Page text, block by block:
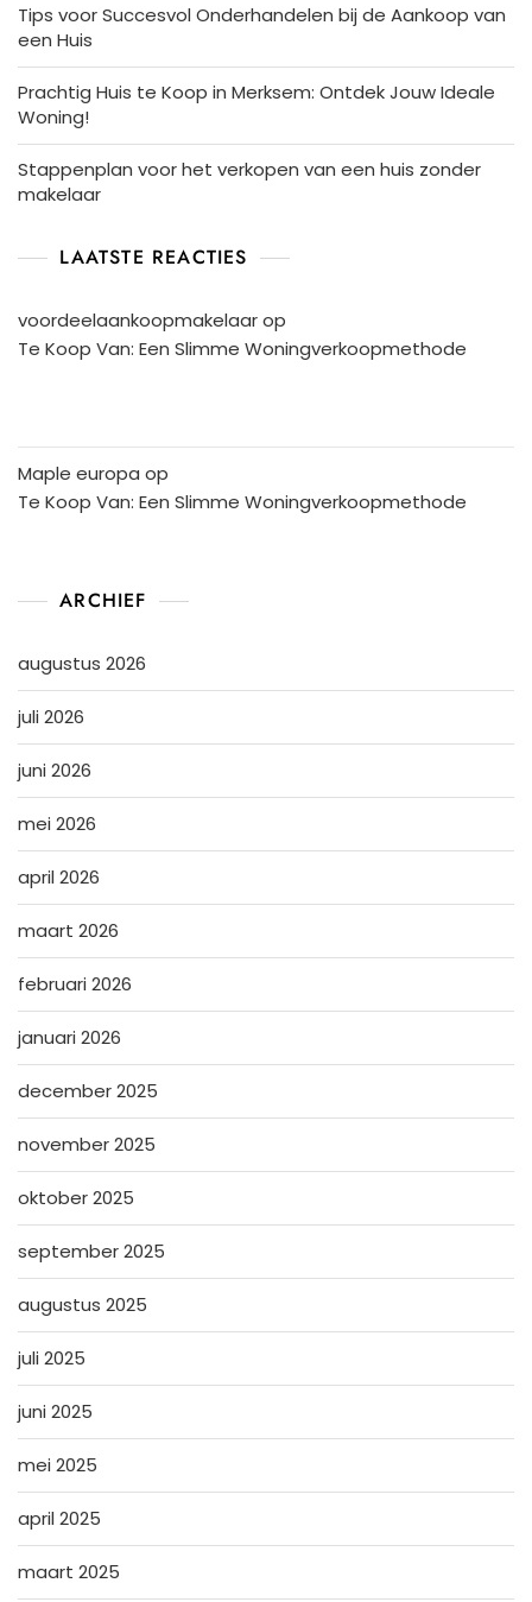
Tips voor Succesvol Onderhandelen bij de Aankoop van
een Huis
Prachtig Huis te Koop in Merksem: Ontdek Jouw Ideale
Woning!
Stappenplan voor het verkopen van een huis zonder
makelaar
LAATSTE REACTIES
voordeelaankoopmakelaarop
Te Koop Van: Een Slimme Woningverkoopmethode
Maple europa op
Te Koop Van: Een Slimme Woningverkoopmethode
ARCHIEF
augustus 2026
juli 2026
juni 2026
mei 2026
april 2026
maart 2026
februari 2026
januari 2026
december 2025
november 2025
oktober 2025
september 2025
augustus 2025
juli 2025
juni 2025
mei 2025
april 2025
maart 2025